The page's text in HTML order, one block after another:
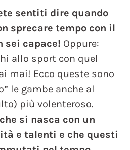
sentiti dire quando
sprecare tempo con il
sei capace! Oppure:
allo sport con quel
mai! Ecco queste sono
le gambe anche al
più volenteroso.
si nasca con un
e talenti e che questi